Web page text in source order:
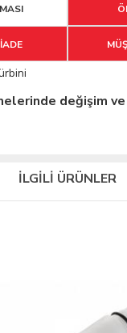
değişim
İLGİLİ ÜRÜNLER